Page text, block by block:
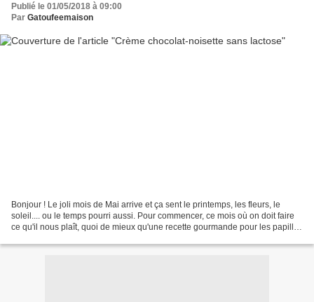
Publié le 01/05/2018 à 09:00
Par Gatoufeemaison
Bonjour ! Le joli mois de Mai arrive et ça sent le printemps, les fleurs, le
soleil.... ou le temps pourri aussi. Pour commencer, ce mois où on doit faire
ce qu'il nous plaît, quoi de mieux qu'une recette gourmande pour les papilles